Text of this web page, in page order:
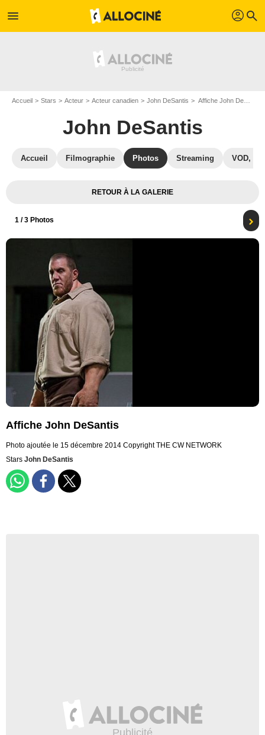
menu profil search
Accueil Stars Acteur Acteur canadien John DeSantis Affiche John DeSantis
John DeSantis
Accueil Filmographie Photos Streaming VOD,
RETOUR À LA GALERIE
1 / 3 Photos
Affiche John DeSantis
Photo ajoutée le 15 décembre 2014 Copyright THE CW NETWORK
Stars John DeSantis